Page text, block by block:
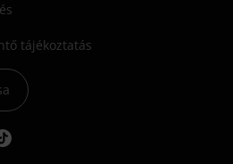
tájékoztatás